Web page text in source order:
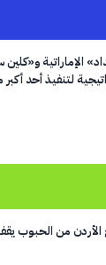
الإماراتية
لتنفيذ أحد
من الحبوب يقفز بأكثر